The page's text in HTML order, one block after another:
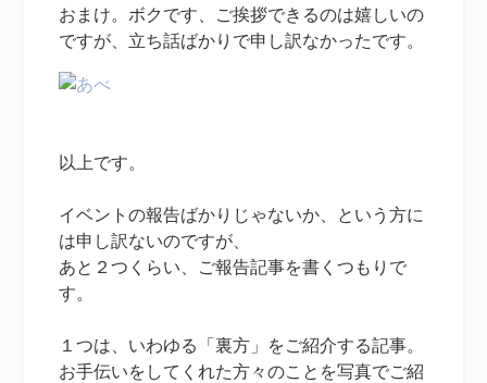
おまけ。ボクです、ご挨拶できるのは嬉しいの
ですが、立ち話ばかりで申し訳なかったです。
以上です。
イベントの報告ばかりじゃないか、という方に
は申し訳ないのですが、
あと２つくらい、ご報告記事を書くつもりで
す。
１つは、いわゆる「裏方」をご紹介する記事。
お手伝いをしてくれた方々のことを写真でご紹